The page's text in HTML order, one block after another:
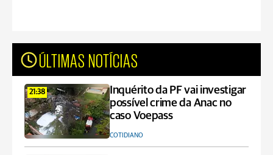
ÚLTIMAS NOTÍCIAS
21:38
Inquérito da PF vai investigar
possível crime da Anac no
caso Voepass
COTIDIANO